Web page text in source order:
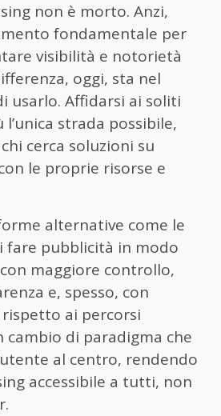
non è morto. Anzi,
fondamentale per
visibilità e notorietà
oggi, sta nel
usarlo. Affidarsi ai soliti
l’unica strada possibile,
cerca soluzioni su
le proprie risorse e
alternative come le
fare pubblicità in modo
maggiore controllo,
e, spesso, con
ai percorsi
cambio di paradigma che
al centro, rendendo
accessibile a tutti, non